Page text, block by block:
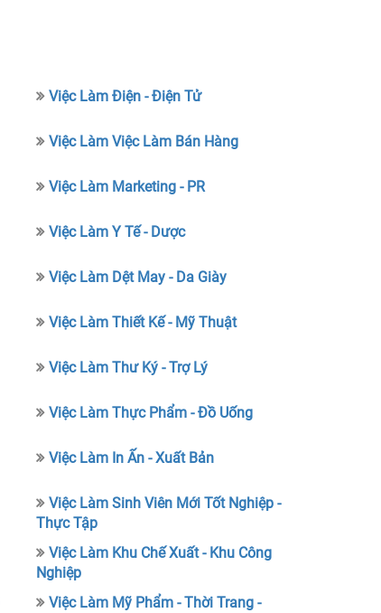
Việc Làm Điện - Điện Tử
Việc Làm Việc Làm Bán Hàng
Việc Làm Marketing - PR
Việc Làm Y Tế - Dược
Việc Làm Dệt May - Da Giày
Việc Làm Thiết Kế - Mỹ Thuật
Việc Làm Thư Ký - Trợ Lý
Việc Làm Thực Phẩm - Đồ Uống
Việc Làm In Ấn - Xuất Bản
Việc Làm Sinh Viên Mới Tốt Nghiệp -
Thực Tập
Việc Làm Khu Chế Xuất - Khu Công
Nghiệp
Việc Làm Mỹ Phẩm - Thời Trang -